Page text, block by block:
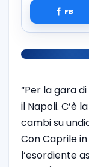
“Per la gara
il Napoli. C’è
cambi su
Con Caprile
l’esordiente